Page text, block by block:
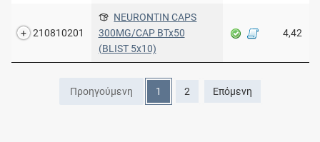
210810201
NEURONTIN CAPS
300MG/CAP BTx50
(BLIST 5x10)
4,42
Προηγούμενη 1 2 Επόμενη